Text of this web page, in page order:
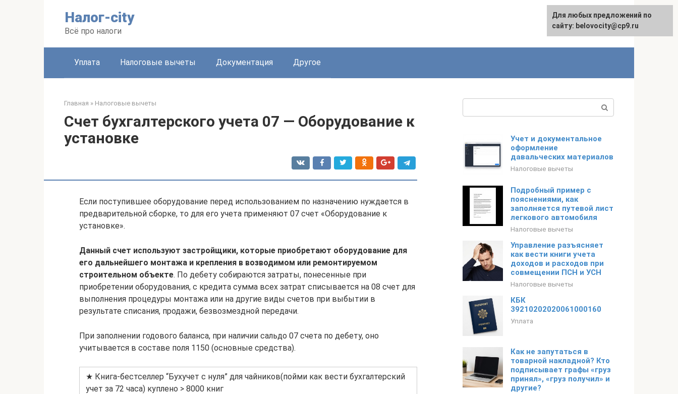
Налог-city
Всё про налоги
English
Уплата Налоговые вычеты Документация Другое
Главная » Налоговые вычеты
Счет бухгалтерского учета 07 — Оборудование к
установке
Если поступившее оборудование перед использованием по назначению нуждается в
предварительной сборке, то для его учета применяют 07 счет «Оборудование к
установке».
Данный счет используют застройщики, которые приобретают оборудование для
его дальнейшего монтажа и крепления в возводимом или ремонтируемом
строительном объекте. По дебету собираются затраты, понесенные при
приобретении оборудования, с кредита сумма всех затрат списывается на 08 счет для
выполнения процедуры монтажа или на другие виды счетов при выбытии в
результате списания, продажи, безвозмездной передачи.
При заполнении годового баланса, при наличии сальдо 07 счета по дебету, оно
учитывается в составе поля 1150 (основные средства).
★ Книга-бестселлер “Бухучет с нуля” для чайников(пойми как вести бухгалтерский
учет за 72 часа) куплено > 8000 книг
Учет и документальное
оформление
давальческих материалов
Налоговые вычеты
Подробный пример с
пояснениями, как
заполняется путевой лист
легкового автомобиля
Налоговые вычеты
Управление разъясняет
как вести книги учета
доходов и расходов при
совмещении ПСН и УСН
Налоговые вычеты
КБК
39210202020061000160
Уплата
Как не запутаться в
товарной накладной? Кто
подписывает графы «груз
принял», «груз получил» и
другие?
Для любых предложений по
сайту: belovocity@cp9.ru